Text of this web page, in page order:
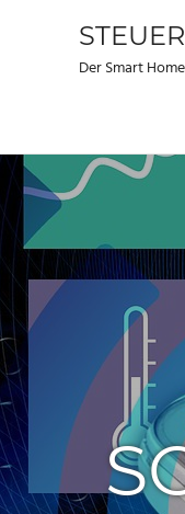
Zum
Inhalt
springen
Der Smart